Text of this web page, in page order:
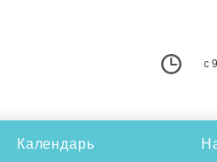
с
Календарь